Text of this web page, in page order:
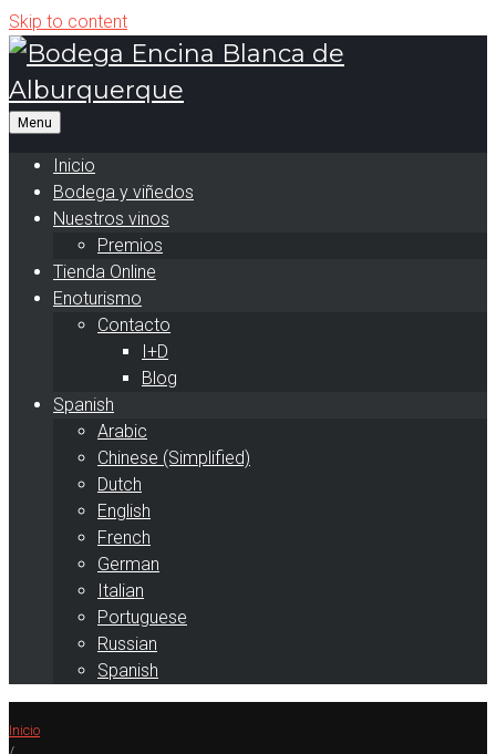
Skip to content
Inicio
Bodega y viñedos
Nuestros vinos
Premios
Tienda Online
Enoturismo
Contacto
I+D
Blog
Spanish
Arabic
Chinese (Simplified)
Dutch
English
French
German
Italian
Portuguese
Russian
Spanish
Inicio